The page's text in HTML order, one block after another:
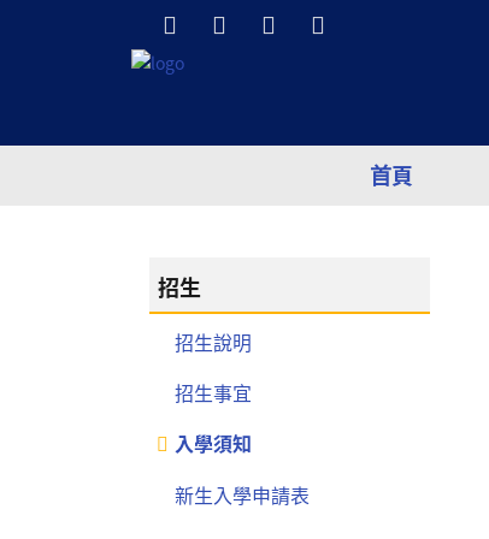
首頁
招生
招生說明
招生事宜
入學須知
新生入學申請表